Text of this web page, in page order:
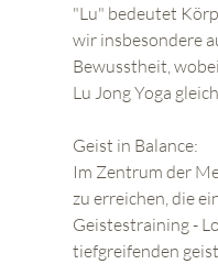
"Lu" bedeutet
wir insbesondere
Bewusstheit,
Lu Jong Yoga
Geist in Balance:
Im Zentrum der
zu erreichen, die
Geistestraining -
tiefgreifenden